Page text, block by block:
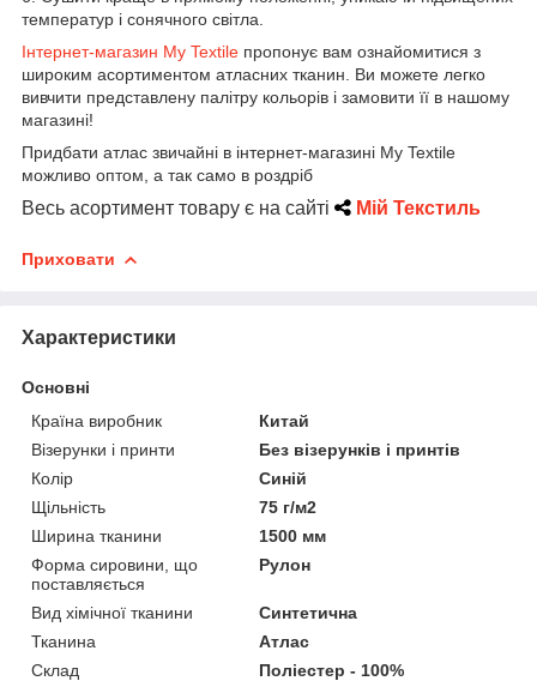
температур і сонячного світла.
Інтернет-магазин My Textile пропонує вам ознайомитися з
широким асортиментом атласних тканин. Ви можете легко
вивчити представлену палітру кольорів і замовити її в нашому
магазині!
Придбати атлас звичайні в інтернет-магазині My Textile
можливо оптом, а так само в роздріб
Весь асортимент товару є на сайті Мій Текстиль
Приховати
Характеристики
Основні
Країна виробник
Китай
Візерунки і принти
Без візерунків і принтів
Колір
Синій
Щільність
75 г/м2
Ширина тканини
1500 мм
Форма сировини, що
поставляється
Рулон
Вид хімічної тканини
Синтетична
Тканина
Атлас
Склад
Поліестер - 100%